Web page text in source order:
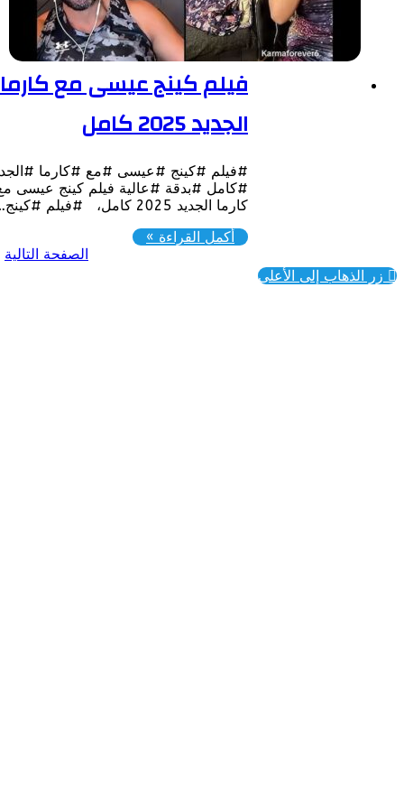
فيلم كينج عيسى مع كارما
الجديد 2025 كامل
#فيلم #كينج #عيسى #مع #كارما #الجديد
#كامل #بدقة #عالية فيلم كينج عيسى مع
كارما الجديد 2025 كامل، #فيلم #كينج…
أكمل القراءة »
الصفحة التالية
إلى الأعلى